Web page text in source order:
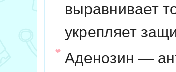
выравнивает
укрепляет
Аденозин —